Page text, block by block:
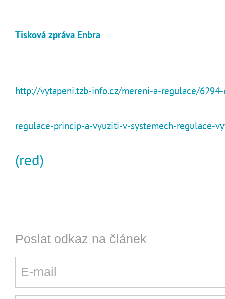
Tisková zpráva Enbra
http://vytapeni.tzb-info.cz/mereni-a-regulace/
regulace-princip-a-vyuziti-v-systemech-regulace-
(red)
Poslat odkaz na článek